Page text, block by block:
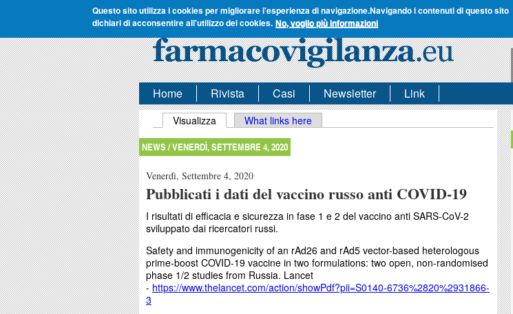
Questo sito utilizza i cookies per migliorare l'esperienza di navigazione.Navigando i contenuti di questo sito
dichiari di acconsentire all'utilizzo dei cookies. No, voglio più informazioni
Home
Rivista Casi Newsletter Link
Schede primarie
Visualizza (scheda attiva)
What links here
NEWS /VENERDÌ, SETTEMBRE 4, 2020
Venerdì, Settembre 4, 2020
Pubblicati i dati del vaccino russo anti COVID-19
I risultati di efficacia e sicurezza in fase 1 e 2 del vaccino anti SARS-CoV-2
sviluppato dai ricercatori russi.
Safety and immunogenicity of an rAd26 and rAd5 vector-based heterologous
prime-boost COVID-19 vaccine in two formulations: two open, non-randomised
phase 1/2 studies from Russia. Lancet
- https://www.thelancet.com/action/showPdf?pii=S0140-6736%2820%2931866-
3